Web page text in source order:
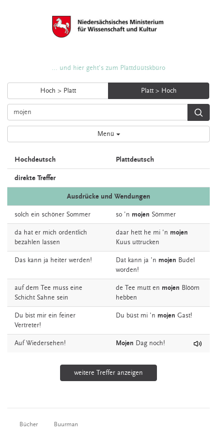
... und hier geht's zum Plattdüütskbüro
Hoch > Platt Platt > Hoch
Menü
Hochdeutsch Plattdeutsch
direkte Treffer
Ausdrücke und Wendungen
solch ein schöner Sommer so ’n mojen Sömmer
da hat er mich ordentlich
bezahlen lassen
daar hett he mi 'n mojen
Kuus uttrucken
Das kann ja heiter werden! Dat kann ja ’n mojen Budel
worden!
auf dem Tee muss eine
Schicht Sahne sein
de Tee mutt en mojen Blööm
hebben
Du bist mir ein feiner
Vertreter!
Du büst mi ’n mojen Gast!
Auf Wiedersehen! Mojen Dag noch!
weitere Treffer anzeigen
Bücher Buurman